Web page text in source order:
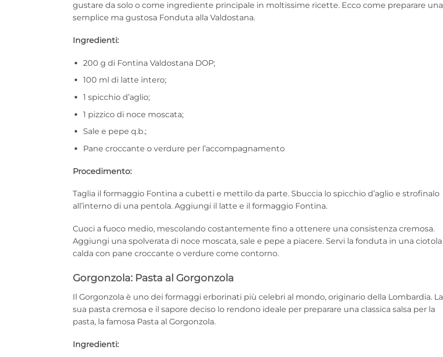
gustare da solo o come ingrediente principale in moltissime ricette. Ecco come preparare una
semplice ma gustosa Fonduta alla Valdostana.
Ingredienti:
200 g di Fontina Valdostana DOP;
100 ml di latte intero;
1 spicchio d’aglio;
1 pizzico di noce moscata;
Sale e pepe q.b.;
Pane croccante o verdure per l’accompagnamento
Procedimento:
Taglia il formaggio Fontina a cubetti e mettilo da parte. Sbuccia lo spicchio d’aglio e strofinalo
all’interno di una pentola. Aggiungi il latte e il formaggio Fontina.
Cuoci a fuoco medio, mescolando costantemente fino a ottenere una consistenza cremosa.
Aggiungi una spolverata di noce moscata, sale e pepe a piacere. Servi la fonduta in una ciotola
calda con pane croccante o verdure come contorno.
Gorgonzola: Pasta al Gorgonzola
Il Gorgonzola è uno dei formaggi erborinati più celebri al mondo, originario della Lombardia. La
sua pasta cremosa e il sapore deciso lo rendono ideale per preparare una classica salsa per la
pasta, la famosa Pasta al Gorgonzola.
Ingredienti: